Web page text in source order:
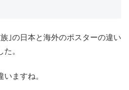
｣の日本と海外のポスターの違い
。
ますね。